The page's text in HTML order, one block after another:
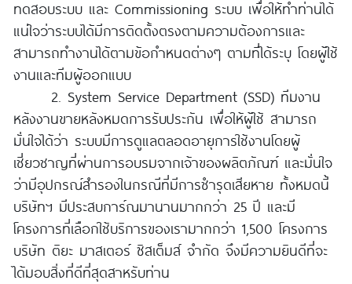
ทดสอบระบบ และ Commissioning ระบบ เพื่อให้ทำท่านได้
แน่ใจว่าระบบได้มีการติดตั้งตรงตามความต้องการและ
สามารถทำงานได้ตามข้อกำหนดต่างๆ ตามที่ได้ระบุ โดยผู้ใช้
งานและทีมผู้ออกแบบ
2. System Service Department (SSD) ทีมงาน
หลังงานขายหลังหมดการรับประกัน เพื่อให้ผู้ใช้ สามารถ
มั่นใจได้ว่า ระบบมีการดูแลตลอดอายุการใช้งานโดยผู้
เชี่ยวชาญที่ผ่านการอบรมจากเจ้าของผลิตภัณฑ์ และมั่นใจ
ว่ามีอุปกรณ์สำรองในกรณีที่มีการชำรุดเสียหาย ทั้งหมดนี้
บริษัทฯ มีประสบการ์ณมานานมากกว่า 25 ปี และมี
โครงการที่เลือกใช้บริการของเรามากกว่า 1,500 โครงการ
บริษัท ติยะ มาสเตอร์ ซิสเต็มส์ จำกัด จึงมีความยินดีที่จะ
ได้มอบสิ่งที่ดีที่สุดสาหรับท่าน